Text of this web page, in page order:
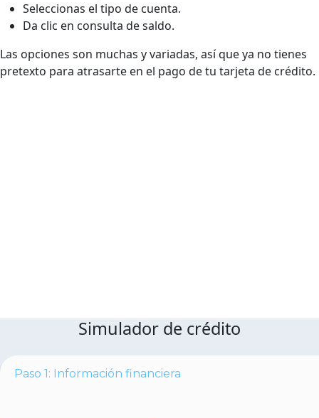
Seleccionas el tipo de cuenta.
Da clic en consulta de saldo.
Las opciones son muchas y variadas, así que ya no tienes
pretexto para atrasarte en el pago de tu tarjeta de crédito.
Simulador de crédito
Paso 1: Información financiera